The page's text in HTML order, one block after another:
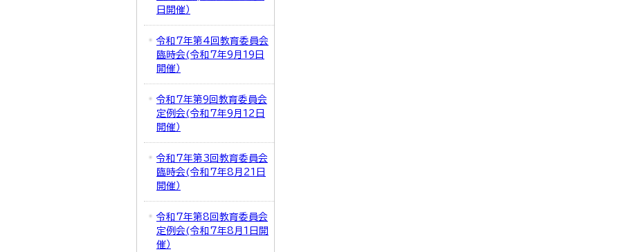
日開催）
令和7年第4回教育委員会
臨時会(令和7年9月19日
開催）
令和7年第9回教育委員会
定例会(令和7年9月12日
開催）
令和7年第3回教育委員会
臨時会(令和7年8月21日
開催）
令和7年第8回教育委員会
定例会(令和7年8月1日開
催）